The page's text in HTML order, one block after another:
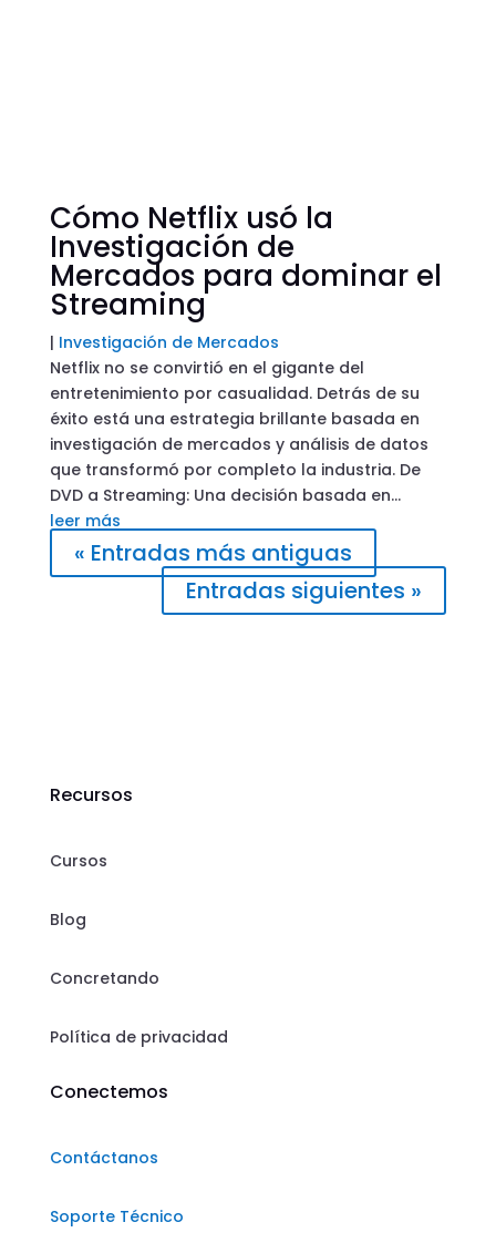
Cómo Netflix usó la
Investigación de
Mercados para dominar el
Streaming
| Investigación de Mercados
Netflix no se convirtió en el gigante del
entretenimiento por casualidad. Detrás de su
éxito está una estrategia brillante basada en
investigación de mercados y análisis de datos
que transformó por completo la industria. De
DVD a Streaming: Una decisión basada en...
leer más
« Entradas más antiguas
Entradas siguientes »
Recursos
Cursos
Blog
Concretando
Política de privacidad
Conectemos
Contáctanos
Soporte Técnico